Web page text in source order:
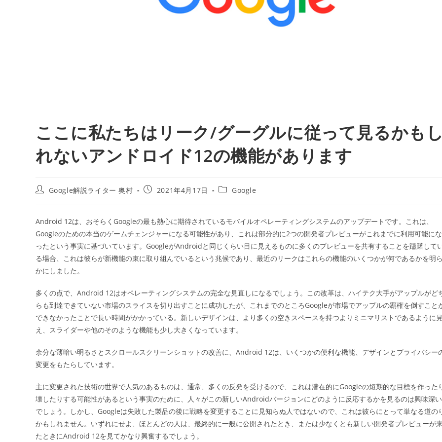
ここに私たちはリーク/グーグルに従って見るかもし
れないアンドロイド12の機能があります
投
Google解説ライター 奥村
投
開
日:
2021年4月17日
投
テ
ゴ
リ
ー:
Google
Android 12は、おそらくGoogleの最も熱心に期待されているモバイルオペレーティングシステムのアップデートです。これは、
Googleのための本当のゲームチェンジャーになる可能性があり、これは部分的に2つの開発者プレビューがこれまでに利用可能にな
ったという事実に基づいています。GoogleがAndroidと同じくらい目に見えるものに多くのプレビューを共有することを躊躇して
る場合、これは彼らが新機能の束に取り組んでいるという兆候であり、最近のリークはこれらの機能のいくつかが何であるかを明ら
かにしました。
多くの点で、Android 12はオペレーティングシステムの完全な見直しになるでしょう。この改革は、ハイテク大手がアップルがど
らも到達できていない市場のスライスを切り出すことに成功したが、これまでのところGoogleが市場でアップルの覇権を倒すこと
できなかったことで長い時間がかかっている。新しいデザインは、より多くの空きスペースを持つよりミニマリストであるように見
え、スライダーや他のそのような機能も少し大きくなっています。
余分な薄暗い明るさとスクロールスクリーンショットの改善に、Android 12は、いくつかの便利な機能、デザインとプライバシー
変更をもたらしています。
主に変更された技術の世界で人気のあるものは、通常、多くの反発を受けるので、これは潜在的にGoogleの短期的な目標を作った
壊したりする可能性があるという事実のために、人々がこの新しいAndroidバージョンにどのように反応するかを見るのは興味深い
でしょう。しかし、Googleは失敗した製品の後に戦略を変更することに見知らぬ人ではないので、これは彼らにとって単なる道の
かもしれません。いずれにせよ、ほとんどの人は、最終的に一般に公開されたとき、または少なくとも新しい開発者プレビューが
たときにAndroid 12を見てかなり興奮するでしょう。